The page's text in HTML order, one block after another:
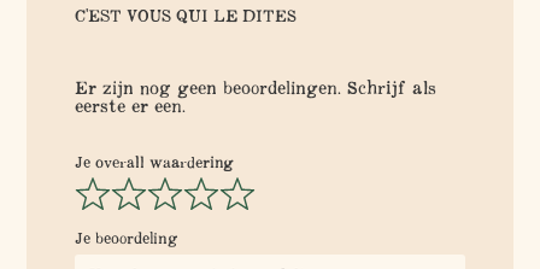
C'EST VOUS QUI LE DITES
Er zijn nog geen beoordelingen. Schrijf als
eerste er een.
Je overall waardering
Je beoordeling